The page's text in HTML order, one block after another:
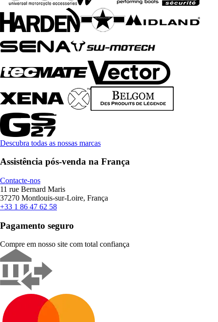
Descubra todas as nossas marcas
Assistência pós-venda na França
Contacte-nos
11 rue Bernard Maris
37270 Montlouis-sur-Loire, França
+33 1 86 47 62 58
Pagamento seguro
Compre em nosso site com total confiança